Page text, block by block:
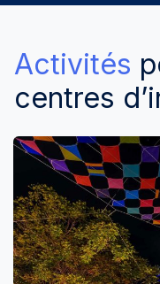
Activités
centres